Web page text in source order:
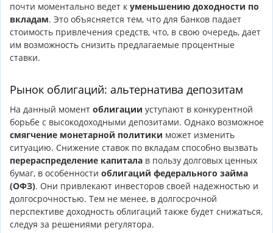
почти моментально ведет к уменьшению доходности по
вкладам. Это объясняется тем, что для банков падает
стоимость привлечения средств, что, в свою очередь, дает
им возможность снизить предлагаемые процентные
ставки.
Рынок облигаций: альтернатива депозитам
На данный момент облигации уступают в конкурентной
борьбе с высокодоходными депозитами. Однако возможное
смягчение монетарной политики может изменить
ситуацию. Снижение ставок по вкладам способно вызвать
перераспределение капитала в пользу долговых ценных
бумаг, в особенности облигаций федерального займа
(ОФЗ). Они привлекают инвесторов своей надежностью и
долгосрочностью. Тем не менее, в долгосрочной
перспективе доходность облигаций также будет снижаться,
следуя за решениями регулятора.